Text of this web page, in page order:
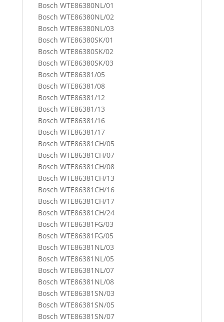
Bosch WTE86380NL/01
Bosch WTE86380NL/02
Bosch WTE86380NL/03
Bosch WTE86380SK/01
Bosch WTE86380SK/02
Bosch WTE86380SK/03
Bosch WTE86381/05
Bosch WTE86381/08
Bosch WTE86381/12
Bosch WTE86381/13
Bosch WTE86381/16
Bosch WTE86381/17
Bosch WTE86381CH/05
Bosch WTE86381CH/07
Bosch WTE86381CH/08
Bosch WTE86381CH/13
Bosch WTE86381CH/16
Bosch WTE86381CH/17
Bosch WTE86381CH/24
Bosch WTE86381FG/03
Bosch WTE86381FG/05
Bosch WTE86381NL/03
Bosch WTE86381NL/05
Bosch WTE86381NL/07
Bosch WTE86381NL/08
Bosch WTE86381SN/03
Bosch WTE86381SN/05
Bosch WTE86381SN/07